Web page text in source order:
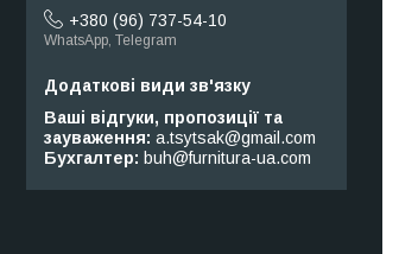
+380 (96) 737-54-10
WhatsApp, Telegram
Ваші відгуки, пропозиції та
зауваження a.tsytsak@gmail.com
Бухгалтер
buh@furnitura-ua.com